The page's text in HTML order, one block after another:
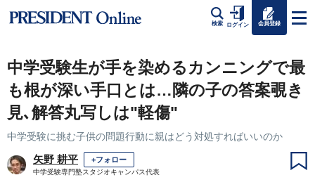
検索 ログイン 会員登録
中学受験生が手を染めるカンニングで最
も根が深い手口とは…隣の子の答案覗き
見､解答丸写しは"軽傷"
中学受験に挑む子供の問題行動に親はどう対処すればいいのか
矢野 耕平 +フォロー
中学受験専門塾スタジオキャンパス代表